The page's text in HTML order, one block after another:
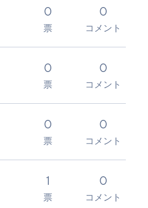
0
票
0
コメント
0
票
0
コメント
0
票
0
コメント
1
票
0
コメント